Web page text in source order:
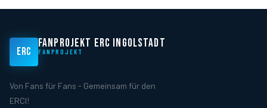
ERC
FANPROJEKT ERC INGOLSTADT
FANPROJEKT
Von Fans für Fans - Gemeinsam für den
ERCI!